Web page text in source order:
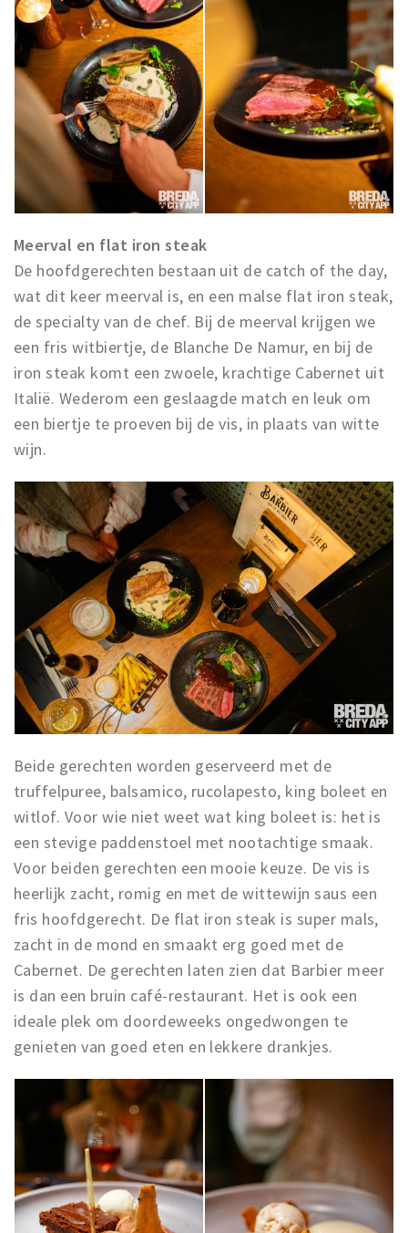
Meerval en flat iron steak
De hoofdgerechten bestaan uit de catch of the day,
wat dit keer meerval is, en een malse flat iron steak,
de specialty van de chef. Bij de meerval krijgen we
een fris witbiertje, de Blanche De Namur, en bij de
iron steak komt een zwoele, krachtige Cabernet uit
Italië. Wederom een geslaagde match en leuk om
een biertje te proeven bij de vis, in plaats van witte
wijn.
Beide gerechten worden geserveerd met de
truffelpuree, balsamico, rucolapesto, king boleet en
witlof. Voor wie niet weet wat king boleet is: het is
een stevige paddenstoel met nootachtige smaak.
Voor beiden gerechten een mooie keuze. De vis is
heerlijk zacht, romig en met de wittewijn saus een
fris hoofdgerecht. De flat iron steak is super mals,
zacht in de mond en smaakt erg goed met de
Cabernet. De gerechten laten zien dat Barbier meer
is dan een bruin café-restaurant. Het is ook een
ideale plek om doordeweeks ongedwongen te
genieten van goed eten en lekkere drankjes.